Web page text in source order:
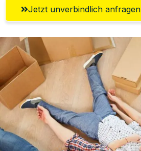
Jetzt unverbindlich anfragen